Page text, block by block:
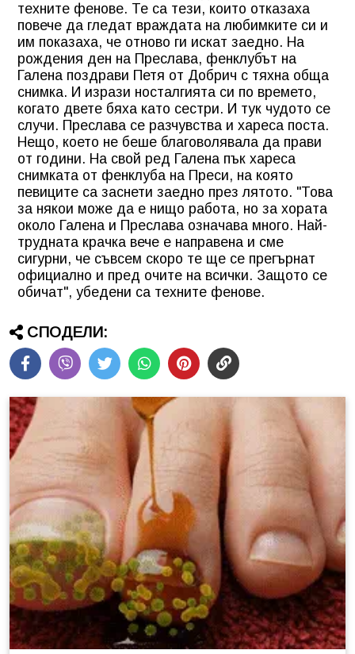
техните фенове. Те са тези, които отказаха
повече да гледат враждата на любимките си и
им показаха, че отново ги искат заедно. На
рождения ден на Преслава, фенклубът на
Галена поздрави Петя от Добрич с тяхна обща
снимка. И изрази носталгията си по времето,
когато двете бяха като сестри. И тук чудото се
случи. Преслава се разчувства и хареса поста.
Нещо, което не беше благоволявала да прави
от години. На свой ред Галена пък хареса
снимката от фенклуба на Преси, на която
певиците са заснети заедно през лятото. "Това
за някои може да е нищо работа, но за хората
около Галена и Преслава означава много. Най-
трудната крачка вече е направена и сме
сигурни, че съвсем скоро те ще се прегърнат
официално и пред очите на всички. Защото се
обичат", убедени са техните фенове.
СПОДЕЛИ: